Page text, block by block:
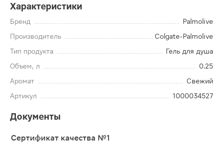
Характеристики
Бренд
Palmolive
Производитель
Colgate-Palmolive
Тип продукта
Гель для душа
Объем, л
0.25
Аромат
Свежий
Артикул
1000034527
Документы
Сертификат качества №1